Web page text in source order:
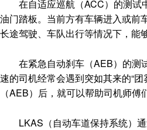
在自适应巡航（ACC）的测试
油门踏板。当前方有车辆进入或前
长途驾驶、车队出行等情况下，能
在紧急自动刹车（AEB）的测试
速的司机经常会遇到突如其来的“
（AEB）后，就可以帮助司机师傅
LKAS（自动车道保持系统）通